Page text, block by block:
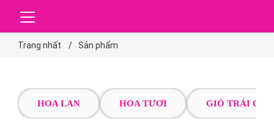
Trang nhất Sản phẩm
HOA LAN HOA TƯƠI GIỎ TRÁI CÂY